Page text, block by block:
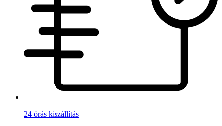
24 órás kiszállítás